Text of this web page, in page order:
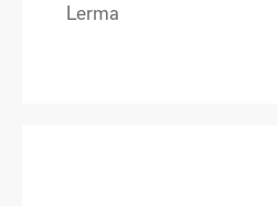
Lerma